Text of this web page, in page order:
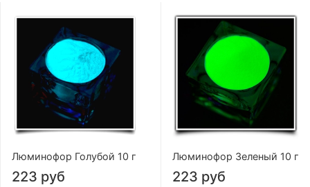
Люминофор Голубой 10 г
223 руб
Люминофор Зеленый 10 г
223 руб